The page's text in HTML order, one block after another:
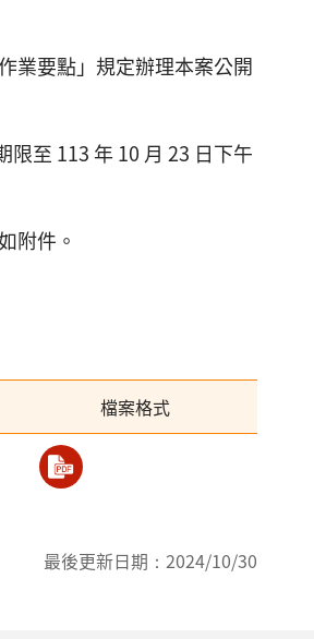
業要點」規定辦理本案公開
限至 113 年 10 月 23 日下午
附件。
檔案格式
最後更新日期： 2024/10/30